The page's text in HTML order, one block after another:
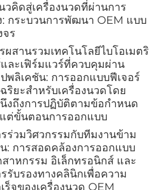
วคิดสู่เครื่องนวดที่ผ่านการ
: กระบวนการพัฒนา OEM แบบ
จร
ผสานรวมเทคโนโลยีไบโอเมตริ
ละเฟิร์มแวร์ที่ควบคุมผ่าน
พลิเคชัน: การออกแบบฟีเจอร์
ริยะสำหรับเครื่องนวดโดย
งถึงการปฏิบัติตามข้อกำหนด
ต่ขั้นตอนการออกแบบ
ร่วมวิศวกรรมกับทีมงานข้าม
: การสอดคล้องการออกแบบ
าหกรรม อิเล็กทรอนิกส์ และ
รับรองทางคลินิกเพื่อความ
ร็จของเครื่องนวด OEM